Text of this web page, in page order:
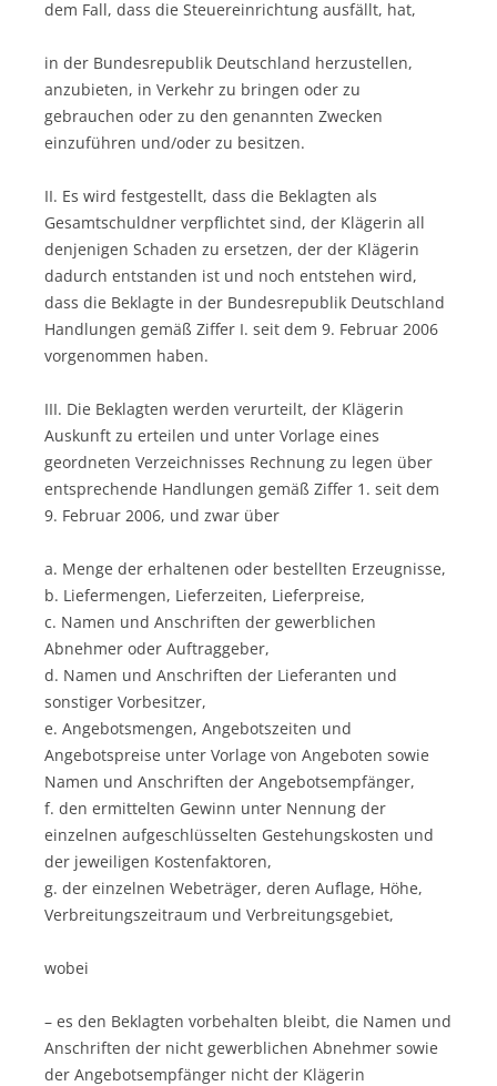
dem Fall, dass die Steuereinrichtung ausfällt, hat,
in der Bundesrepublik Deutschland herzustellen,
anzubieten, in Verkehr zu bringen oder zu
gebrauchen oder zu den genannten Zwecken
einzuführen und/oder zu besitzen.
II. Es wird festgestellt, dass die Beklagten als
Gesamtschuldner verpflichtet sind, der Klägerin all
denjenigen Schaden zu ersetzen, der der Klägerin
dadurch entstanden ist und noch entstehen wird,
dass die Beklagte in der Bundesrepublik Deutschland
Handlungen gemäß Ziffer I. seit dem 9. Februar 2006
vorgenommen haben.
III. Die Beklagten werden verurteilt, der Klägerin
Auskunft zu erteilen und unter Vorlage eines
geordneten Verzeichnisses Rechnung zu legen über
entsprechende Handlungen gemäß Ziffer 1. seit dem
9. Februar 2006, und zwar über
a. Menge der erhaltenen oder bestellten Erzeugnisse,
b. Liefermengen, Lieferzeiten, Lieferpreise,
c. Namen und Anschriften der gewerblichen
Abnehmer oder Auftraggeber,
d. Namen und Anschriften der Lieferanten und
sonstiger Vorbesitzer,
e. Angebotsmengen, Angebotszeiten und
Angebotspreise unter Vorlage von Angeboten sowie
Namen und Anschriften der Angebotsempfänger,
f. den ermittelten Gewinn unter Nennung der
einzelnen aufgeschlüsselten Gestehungskosten und
der jeweiligen Kostenfaktoren,
g. der einzelnen Webeträger, deren Auflage, Höhe,
Verbreitungszeitraum und Verbreitungsgebiet,
wobei
– es den Beklagten vorbehalten bleibt, die Namen und
Anschriften der nicht gewerblichen Abnehmer sowie
der Angebotsempfänger nicht der Klägerin